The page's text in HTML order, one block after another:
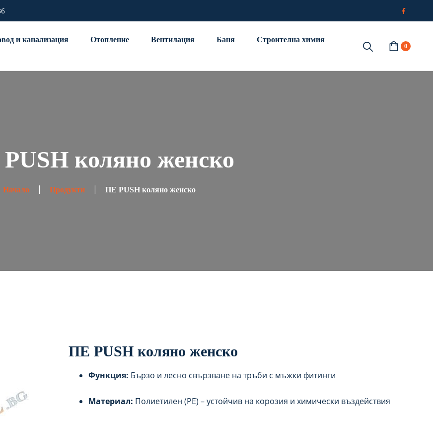
и канализация Отопление Вентилация Баня
Строителна химия
0
коляно женско
Начало Продукти ПЕ PUSH коляно женско
ПЕ PUSH коляно женско
Функция: Бързо и лесно свързване на тръби с мъжки фитинги
Материал: Полиетилен (PE) – устойчив на корозия и химически въздействия